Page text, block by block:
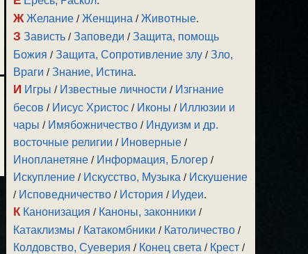
Ж Желание /Женщина /Животные.
З Зависть /Заповеди /Защита, помощь
Божия /Защита, Сопротивление злу /Зло,
Враги /Знание, Истина.
И Игры / Известные личности / Изгнание
бесов / Иисус Христос / Иконы / Иллюзии и
чары / Имябожничество / Индуизм и др.
восточные религии / Иноверные /
Инопланетяне / Информация, Блогер /
Искупление / Искусство, Музыка / Искушение
/ Исповедничество / История / Иудеи.
К Канонизация / Каноны, законники /
Катаклизмы / Катакомбники / Католичество /
Колдовство, Суеверия / Конец света / Крест /